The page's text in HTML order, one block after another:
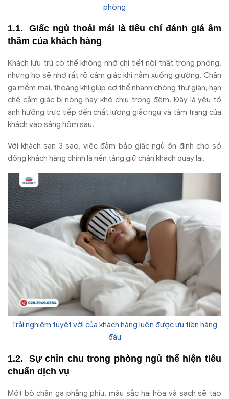
phòng
Giấc ngủ thoải mái là tiêu chí đánh giá âm
thầm của khách hàng
Khách lưu trú có thể không nhớ chi tiết nội thất trong phòng,
nhưng họ sẽ nhớ rất rõ cảm giác khi nằm xuống giường. Chăn
ga mềm mại, thoáng khí giúp cơ thể nhanh chóng thư giãn, hạn
chế cảm giác bí nóng hay khó chịu trong đêm. Đây là yếu tố
ảnh hưởng trực tiếp đến chất lượng giấc ngủ và tâm trạng của
khách vào sáng hôm sau.
Với khách sạn 3 sao, việc đảm bảo giấc ngủ ổn định cho số
đông khách hàng chính là nền tảng giữ chân khách quay lại.
Trải nghiệm tuyệt vời của khách hàng luôn được ưu tiên hàng
đầu
Sự chỉn chu trong phòng ngủ thể hiện tiêu
chuẩn dịch vụ
Một bộ chăn ga phẳng phiu, màu sắc hài hòa và sạch sẽ tạo